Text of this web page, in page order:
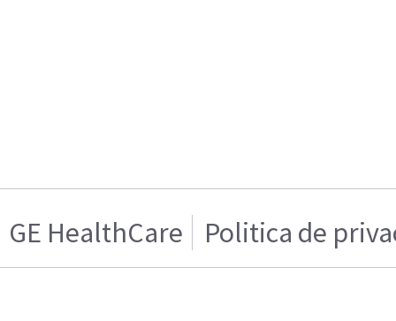
GE HealthCare Politica de